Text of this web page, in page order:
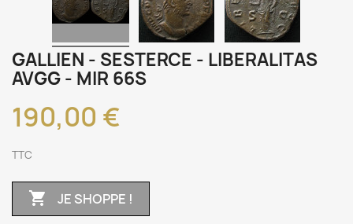
GALLIEN - SESTERCE - LIBERALITAS
AVGG - MIR 66S
190,00 €
TTC
 JE SHOPPE !